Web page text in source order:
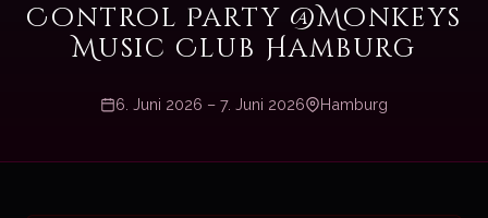
Control Party @Monkeys
Music Club Hamburg
6. Juni 2026 – 7. Juni 2026 Hamburg